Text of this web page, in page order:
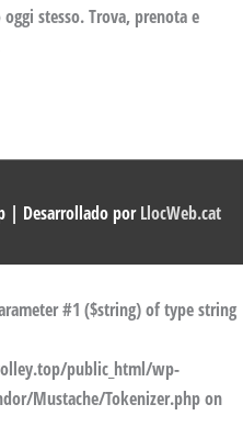
stesso. Trova, prenota e
| Desarrollado porLlocWeb.cat
#1 ($string) of type string
public_html/wp-
Mustache/Tokenizer.phpon